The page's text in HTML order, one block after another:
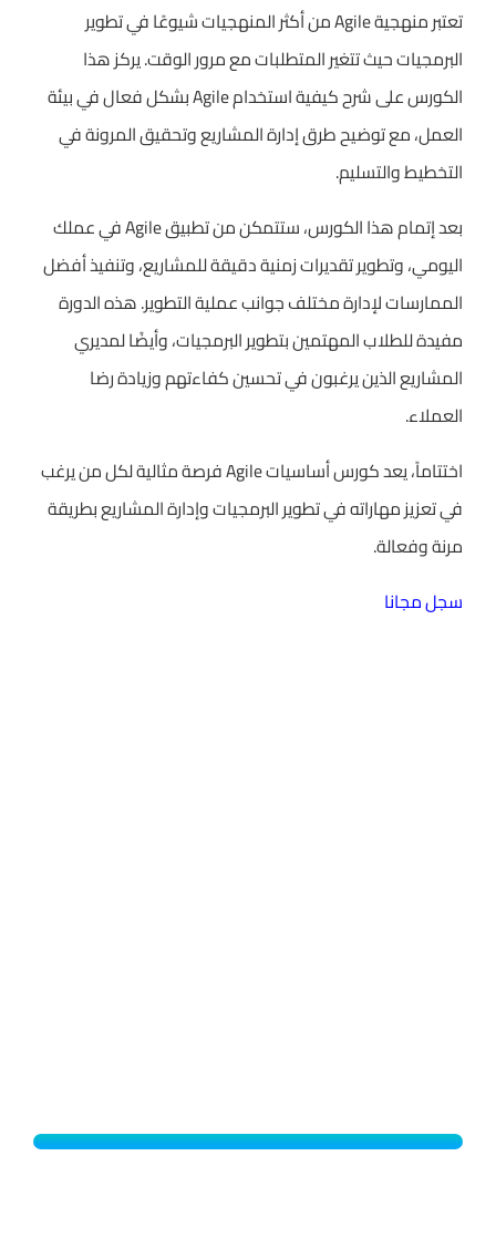
تعتبر منهجية Agile من أكثر المنهجيات شيوعًا في تطوير
البرمجيات حيث تتغير المتطلبات مع مرور الوقت. يركز هذا
الكورس على شرح كيفية استخدام Agile بشكل فعال في بيئة
العمل، مع توضيح طرق إدارة المشاريع وتحقيق المرونة في
التخطيط والتسليم.
بعد إتمام هذا الكورس، ستتمكن من تطبيق Agile في عملك
اليومي، وتطوير تقديرات زمنية دقيقة للمشاريع، وتنفيذ أفضل
الممارسات لإدارة مختلف جوانب عملية التطوير. هذه الدورة
مفيدة للطلاب المهتمين بتطوير البرمجيات، وأيضًا لمديري
المشاريع الذين يرغبون في تحسين كفاءتهم وزيادة رضا
العملاء.
اختتاماً، يعد كورس أساسيات Agile فرصة مثالية لكل من يرغب
في تعزيز مهاراته في تطوير البرمجيات وإدارة المشاريع بطريقة
مرنة وفعالة.
سجل مجانا